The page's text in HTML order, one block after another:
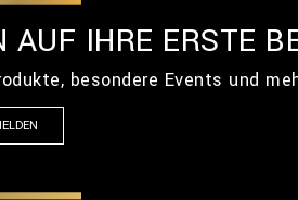
IHRE ERSTE
besondere Events und